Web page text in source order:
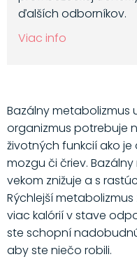
ďalších odborníkov.
Viac info
Bazálny metabolizmus
organizmus potrebuje
životných funkcií ako
mozgu či čriev.
vekom znižuje a s
Rýchlejší
viac kalórií v stave
ste schopní
aby ste niečo robili.